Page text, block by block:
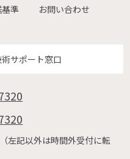
準 お問い合わせ
サポート窓口
左記以外は時間外受付に転